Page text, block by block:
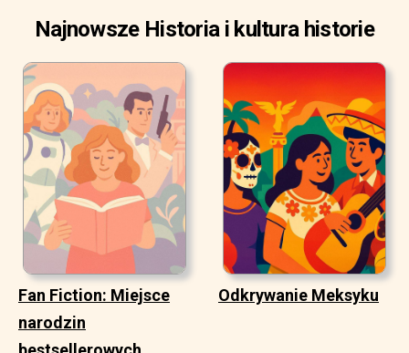
Najnowsze Historia i kultura historie
Fan Fiction: Miejsce
narodzin
Odkrywanie Meksyku